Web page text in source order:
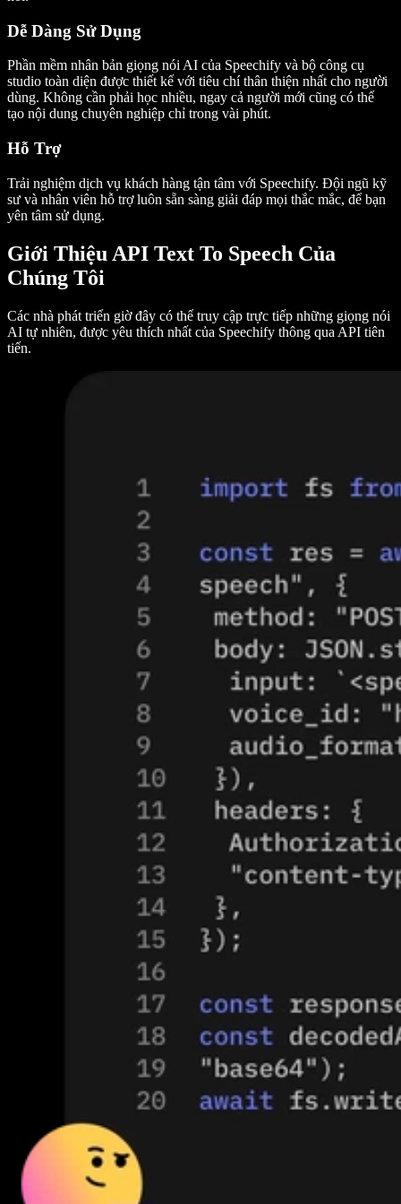
Dễ Dàng Sử Dụng
Phần mềm nhân bản giọng nói AI của Speechify và bộ công cụ
studio toàn diện được thiết kế với tiêu chí thân thiện nhất cho người
dùng. Không cần phải học nhiều, ngay cả người mới cũng có thể
tạo nội dung chuyên nghiệp chỉ trong vài phút.
Hỗ Trợ
Trải nghiệm dịch vụ khách hàng tận tâm với Speechify. Đội ngũ kỹ
sư và nhân viên hỗ trợ luôn sẵn sàng giải đáp mọi thắc mắc, để bạn
yên tâm sử dụng.
Giới Thiệu API Text To Speech Của
Chúng Tôi
Các nhà phát triển giờ đây có thể truy cập trực tiếp những giọng nói
AI tự nhiên, được yêu thích nhất của Speechify thông qua API tiên
tiến.